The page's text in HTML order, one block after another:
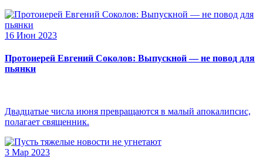
16 Июн 2023
Протоиерей Евгений Соколов: Выпускной — не повод для
пьянки
Двадцатые числа июня превращаются в малый апокалипсис,
полагает священник.
3 Мар 2023